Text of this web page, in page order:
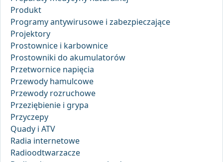
Produkt
Programy antywirusowe i zabezpieczające
Projektory
Prostownice i karbownice
Prostowniki do akumulatorów
Przetwornice napięcia
Przewody hamulcowe
Przewody rozruchowe
Przeziębienie i grypa
Przyczepy
Quady i ATV
Radia internetowe
Radioodtwarzacze